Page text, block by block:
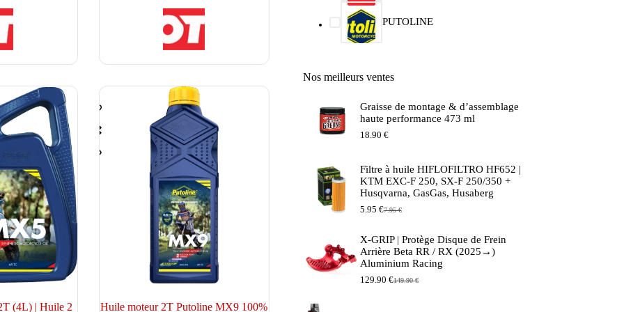
50.60 €.
44.90 €.
(4L) | Huile 2
Huile moteur 2T Putoline MX9 100%
PUTOLINE
Nos meilleurs ventes
Graisse de montage & d’assemblage
haute performance 473 ml
18.90 €
Filtre à huile HIFLOFILTRO HF652 |
KTM EXC-F 250, SX-F 250/350 +
Husqvarna, GasGas, Husaberg
7.95€
Le
initial
était :
7.95 €.
5.95 €
Le
actuel
est :
5.95 €.
X-GRIP | Protège Disque de Frein
Arrière Beta RR / RX (2025→)
Aluminium Racing
149.90€
Le
129.90 €
Le